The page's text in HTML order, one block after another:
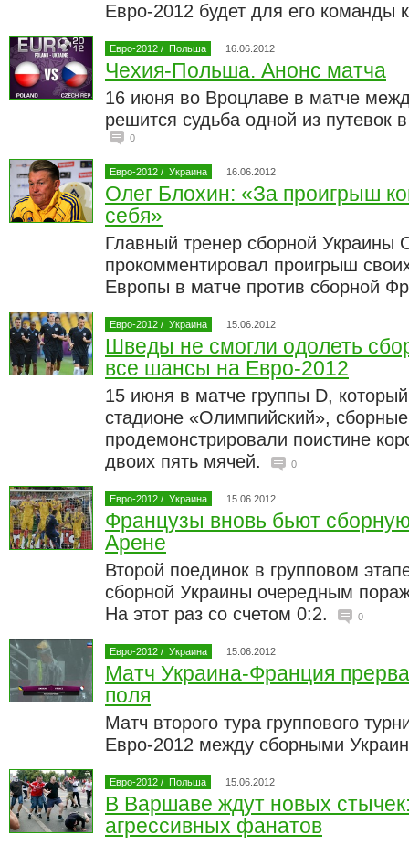
Евро-2012 будет для его команды
Евро-2012 / Польша 16.06.2012
Чехия-Польша. Анонс матча
16 июня во Вроцлаве в матче
решится судьба одной из путевок
0
Евро-2012 / Украина 16.06.2012
Олег Блохин: «За проигрыш
себя»
Главный тренер сборной Украины
прокомментировал проигрыш
Европы в матче против сборной
Евро-2012 / Украина 15.06.2012
Шведы не смогли одолеть
все шансы на Евро-2012
15 июня в матче группы D,
стадионе «Олимпийский»,
продемонстрировали поистине
двоих пять мячей.
0
Евро-2012 / Украина 15.06.2012
Французы вновь бьют
Арене
Второй поединок в групповом
сборной Украины очередным
На этот раз со счетом 0:2.
0
Евро-2012 / Украина 15.06.2012
Матч Украина-Франция
поля
Матч второго тура группового
Евро-2012 между сборными
Евро-2012 / Польша 15.06.2012
В Варшаве ждут новых
агрессивных фанатов